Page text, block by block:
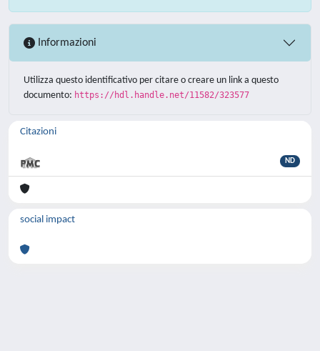
Informazioni
Utilizza questo identificativo per citare o creare un link a questo
documento: https://hdl.handle.net/11582/323577
Citazioni
ND
social impact